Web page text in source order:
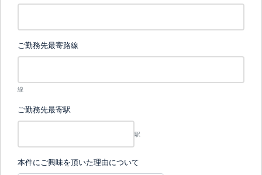
ご勤務先最寄路線
線
ご勤務先最寄駅
駅
本件にご興味を頂いた理由について